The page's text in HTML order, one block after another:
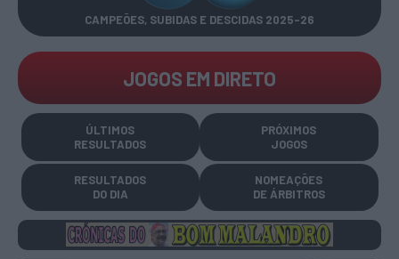
CAMPEÕES, SUBIDAS E DESCIDAS 2025-26
JOGOS EM DIRETO
ÚLTIMOS
RESULTADOS
PRÓXIMOS
JOGOS
RESULTADOS
DO DIA
NOMEAÇÕES
DE ÁRBITROS